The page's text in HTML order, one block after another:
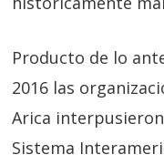
Producto de lo
2016 las
Arica
Sistema